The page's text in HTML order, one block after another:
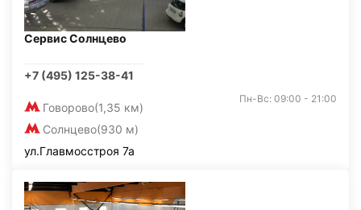
Сервис Солнцево
+7 (495) 125-38-41
Говорово(1,35 км)
Солнцево(930 м)
Пн-Вс: 09:00 - 21:00
ул.Главмосстроя 7а